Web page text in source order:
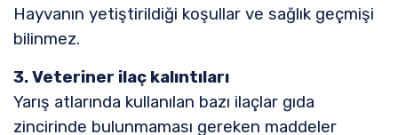
Hayvanın yetiştirildiği koşullar ve sağlık geçmişi
bilinmez.
3. Veteriner ilaç kalıntıları
Yarış atlarında kullanılan bazı ilaçlar gıda
zincirinde bulunmaması gereken maddeler